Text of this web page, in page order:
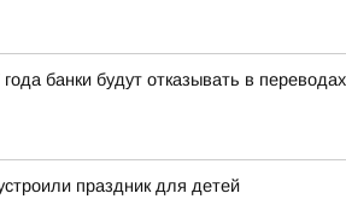
банки будут отказывать в
праздник для детей